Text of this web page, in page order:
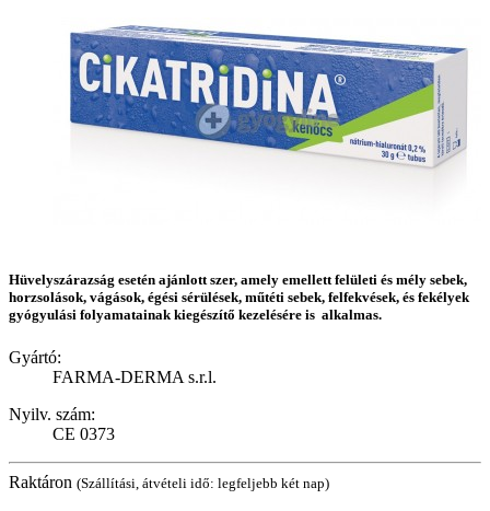
Hüvelyszárazság esetén ajánlott szer, amely emellett felületi és mély sebek,
horzsolások, vágások, égési sérülések, műtéti sebek, felfekvések, és fekélyek
gyógyulási folyamatainak kiegészítő kezelésére is alkalmas.
Gyártó:
FARMA-DERMA s.r.l.
Nyilv. szám:
CE 0373
Raktáron (Szállítási, átvételi idő: legfeljebb két nap)